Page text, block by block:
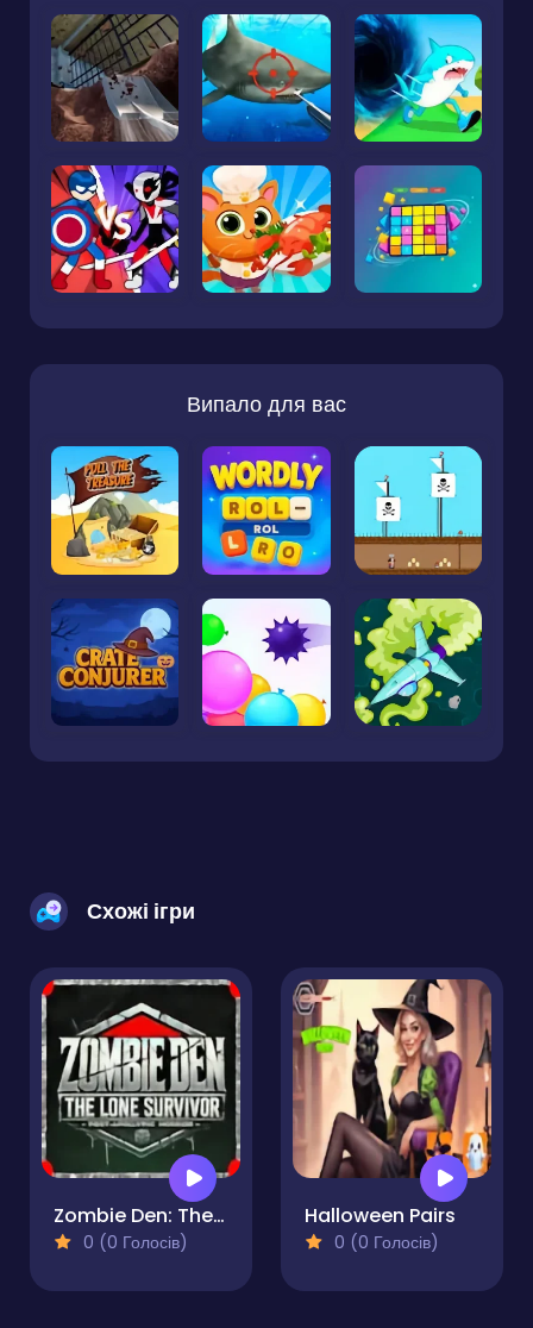
Випало для вас
Схожі ігри
Zombie Den: The Lone Survivor
0 (0 Голосів)
Halloween Pairs
0 (0 Голосів)